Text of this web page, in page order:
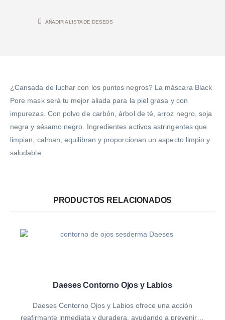
AÑADIR A LISTA DE DESEOS
¿Cansada de luchar con los puntos negros? La máscara Black
Pore mask será tu mejor aliada para la piel grasa y con
impurezas. Con polvo de carbón, árbol de té, arroz negro, soja
negra y sésamo negro. Ingredientes activos astringentes que
limpian, calman, equilibran y proporcionan un aspecto limpio y
saludable.
PRODUCTOS RELACIONADOS
Daeses Contorno Ojos y Labios
Daeses Contorno Ojos y Labios ofrece una acción
reafirmante inmediata y duradera, ayudando a prevenir el